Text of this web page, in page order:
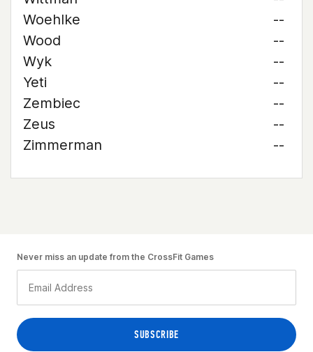
Woehlke
--
Wood
--
Wyk
--
Yeti
--
Zembiec
--
Zeus
--
Zimmerman
--
Never miss an update from the CrossFit Games